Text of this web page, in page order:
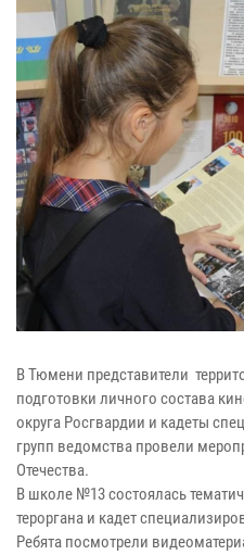
В Тюмени представители
подготовки личного состава
округа Росгвардии и кадеты
групп ведомства провели
Отечества.
В школе №13 состоялась
тероргана и кадет
Ребята посмотрели